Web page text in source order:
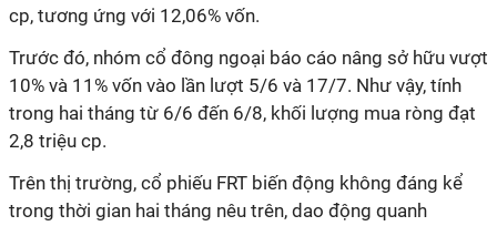
cp, tương ứng với 12,06% vốn.
Trước đó, nhóm cổ đông ngoại báo cáo nâng sở hữu vượt
10% và 11% vốn vào lần lượt 5/6 và 17/7. Như vậy, tính
trong hai tháng từ 6/6 đến 6/8, khối lượng mua ròng đạt
2,8 triệu cp.
Trên thị trường, cổ phiếu FRT biến động không đáng kể
trong thời gian hai tháng nêu trên, dao động quanh